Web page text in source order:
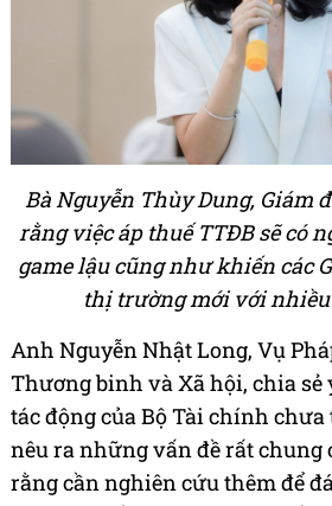
Bà Nguyễn Thùy Dung, Giám
rằng việc áp thuế TTĐB sẽ có
game lậu cũng như khiến các
thị trường mới với
Anh Nguyễn Nhật Long, Vụ
Thương binh và Xã hội, chia sẻ
tác động của Bộ Tài chính
nêu ra những vấn đề rất chung
rằng cần nghiên cứu thêm để